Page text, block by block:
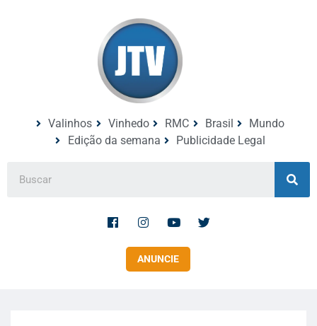
Valinhos Vinhedo RMC Brasil
Mundo
Edição da semana
Publicidade Legal
ANUNCIE